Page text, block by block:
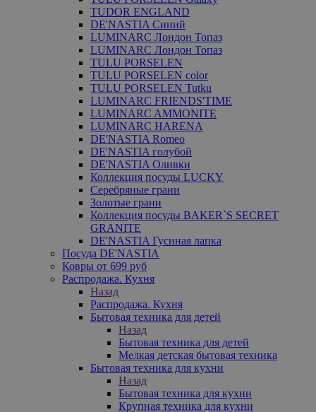
TUDOR ENGLAND
DE'NASTIA Синий
LUMINARC Лондон Топаз
LUMINARC Лондон Топаз
TULU PORSELEN
TULU PORSELEN color
TULU PORSELEN Tutku
LUMINARC FRIENDS'TIME
LUMINARC AMMONITE
LUMINARC HARENA
DE'NASTIA Romeo
DE'NASTIA голубой
DE'NASTIA Оливки
Коллекция посуды LUCKY
Серебряные грани
Золотые грани
Коллекция посуды BAKER`S SECRET
GRANITE
DE'NASTIA Гусиная лапка
Посуда DE'NASTIA
Ковры от 699 руб
Распродажа. Кухня
Назад
Распродажа. Кухня
Бытовая техника для детей
Назад
Бытовая техника для детей
Мелкая детская бытовая техника
Бытовая техника для кухни
Назад
Бытовая техника для кухни
Крупная техника для кухни